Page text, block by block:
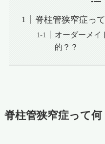
脊柱管狭窄症っ
オーダーメイ
的？？
脊柱管狭窄症って何